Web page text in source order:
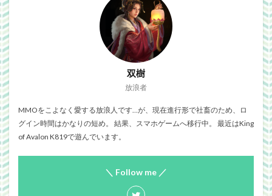
双樹
放浪者
MMOをこよなく愛する放浪人です…が、現在進行形で社畜のため、ロ
グイン時間はかなりの短め。 結果、スマホゲームへ移行中。 最近はKing
of Avalon K819で遊んでいます。
＼ Follow me ／